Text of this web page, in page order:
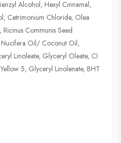
Alcohol, Hexyl Cinnamal,
Cetrimonium Chloride, Olea
Communis Seed
Oil/ Coconut Oil,
Linoleate, Glyceryl Oleate, CI
5, Glyceryl Linolenate, BHT